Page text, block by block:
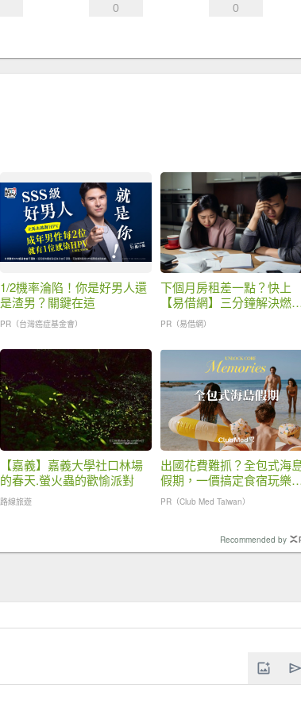
0 0
1/2機率淪陷！你是好男人還
是渣男？關鍵在這
PR（台灣癌症基金會）
下個月房租差一點？快上
【易借網】三分鐘解決燃
之急
PR（易借網）
【嘉義】嘉義大學社口林場
的春天.螢火蟲的歡愉派對
路線旅遊
出國花費難抓？全包式海
假期，一價搞定食宿玩樂
省錢更省心！
PR（Club Med Taiwan）
Recommended by